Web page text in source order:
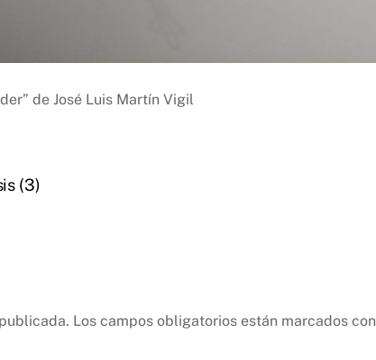
de José Luis Martín Vigil
(3)
Los campos obligatorios están marcados con